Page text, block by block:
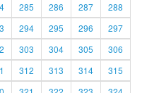
285 286 287
288
294 295 296
297
303 304 305
306
312 313 314
315